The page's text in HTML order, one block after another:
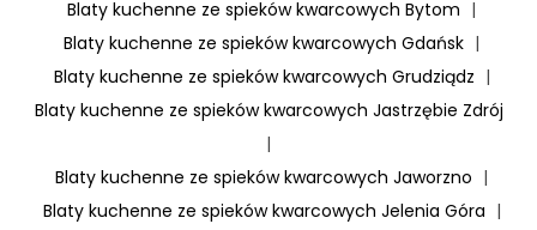
Blaty kuchenne ze spieków kwarcowych Bytom |
Blaty kuchenne ze spieków kwarcowych Gdańsk |
Blaty kuchenne ze spieków kwarcowych Grudziądz |
Blaty kuchenne ze spieków kwarcowych Jastrzębie Zdrój
|
Blaty kuchenne ze spieków kwarcowych Jaworzno |
Blaty kuchenne ze spieków kwarcowych Jelenia Góra |